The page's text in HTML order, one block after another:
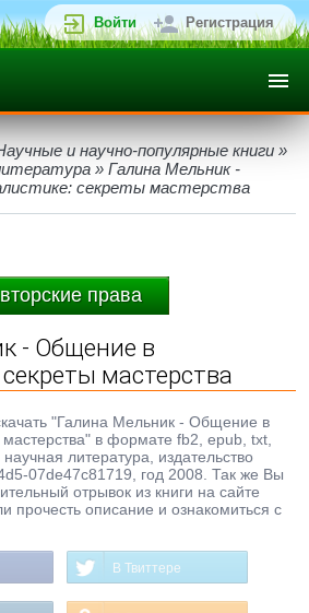
Войти Регистрация
и научно-популярные книги »
» Галина Мельник -
секреты мастерства
права
- Общение в
мастерства
"Галина Мельник - Общение в
в формате fb2, epub, txt,
литература, издательство
07de47c81719, год 2008. Так же Вы
отрывок из книги на сайте
прочесть описание и ознакомиться с
В Твиттере